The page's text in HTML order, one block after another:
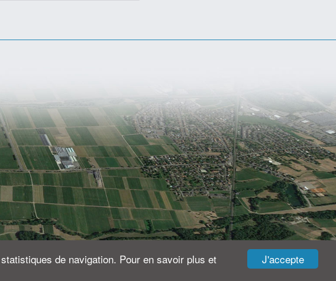
J'accepte
de navigation. Pour en savoir plus et